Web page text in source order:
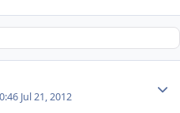
Jul 21, 2012